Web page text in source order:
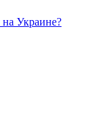
на Украине?